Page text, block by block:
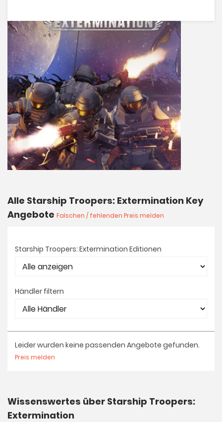
Alle Starship Troopers: Extermination Key
Angebote Falschen / fehlenden Preis melden
Starship Troopers: Extermination Editionen
Händler filtern
Leider wurden keine passenden Angebote gefunden.
Preis melden
Wissenswertes über Starship Troopers:
Extermination